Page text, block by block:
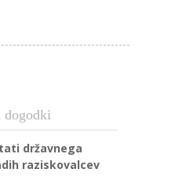
delovanja
– za pravne osebe
dogodki
državnega
raziskovalcev